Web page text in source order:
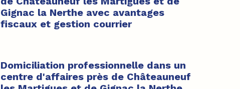
Gignac la Nerthe avec avantages
fiscaux et gestion courrier
Domiciliation professionnelle dans un
centre d'affaires près de Châteauneuf